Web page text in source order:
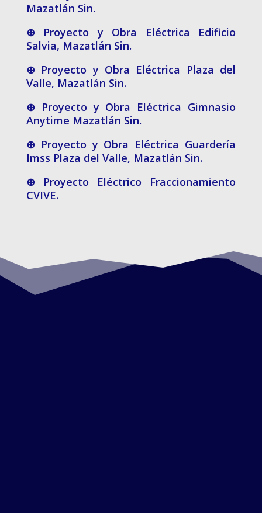
Mazatlán Sin.
⊕ Proyecto y Obra Eléctrica Edificio
Salvia, Mazatlán Sin.
⊕ Proyecto y Obra Eléctrica Plaza del
Valle, Mazatlán Sin.
⊕ Proyecto y Obra Eléctrica Gimnasio
Anytime Mazatlán Sin.
⊕ Proyecto y Obra Eléctrica Guardería
Imss Plaza del Valle, Mazatlán Sin.
⊕ Proyecto Eléctrico Fraccionamiento
CVIVE.